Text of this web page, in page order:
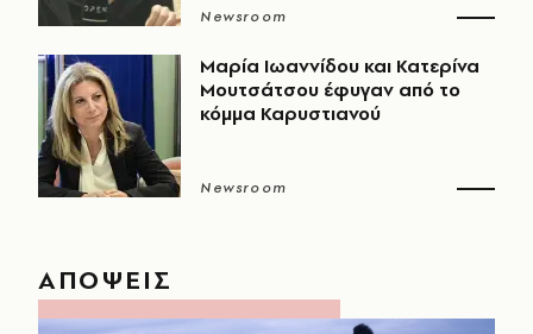
Newsroom
Μαρία Ιωαννίδου και Κατερίνα
Μουτσάτσου έφυγαν από το
κόμμα Καρυστιανού
Newsroom
ΑΠΟΨΕΙΣ